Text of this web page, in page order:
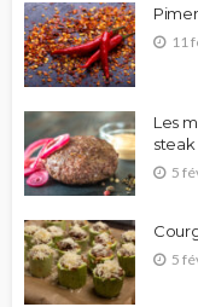
11
Les
5
5